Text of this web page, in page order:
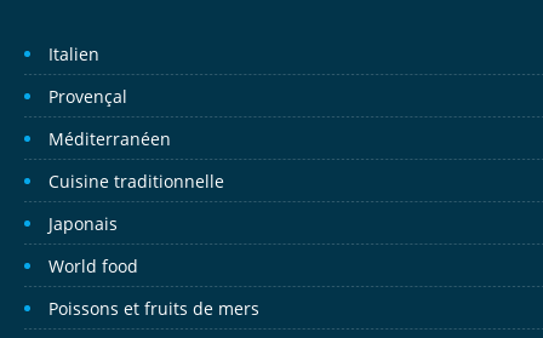
Italien
Provençal
Méditerranéen
Cuisine traditionnelle
Japonais
World food
Poissons et fruits de mers